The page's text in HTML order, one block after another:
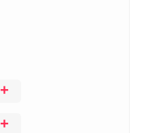
+
+